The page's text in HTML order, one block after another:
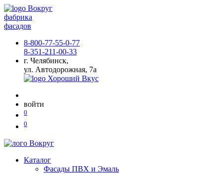
фабрика
фасадов
8-800-77-55-0-77
8-351-211-00-33
г. Челябинск,
ул. Автодорожная, 7а
войти
0
0
Каталог
Фасады ПВХ и Эмаль